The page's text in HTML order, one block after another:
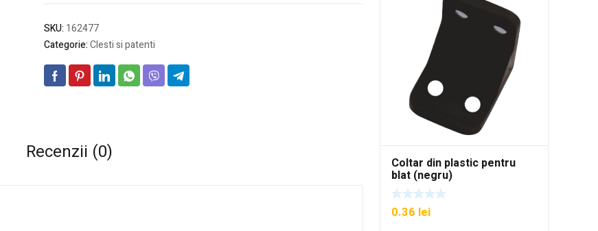
SKU: 162477
Categorie:Clesti si patenti
Recenzii (0) Coltar din plastic pentru
blat (negru)
0.36 lei